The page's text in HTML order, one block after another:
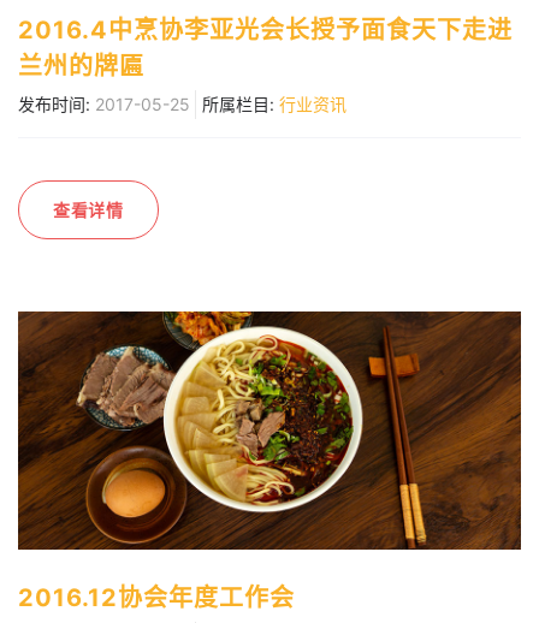
2016.4中烹协李亚光会长授予面食天下走进
兰州的牌匾
发布时间: 2017-05-25 所属栏目: 行业资讯
查看详情
2016.12协会年度工作会